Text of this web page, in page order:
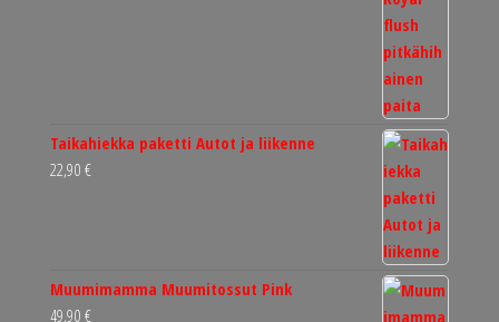
Taikahiekka paketti Autot ja liikenne
22,90 €
Muumimamma Muumitossut Pink
49,90 €